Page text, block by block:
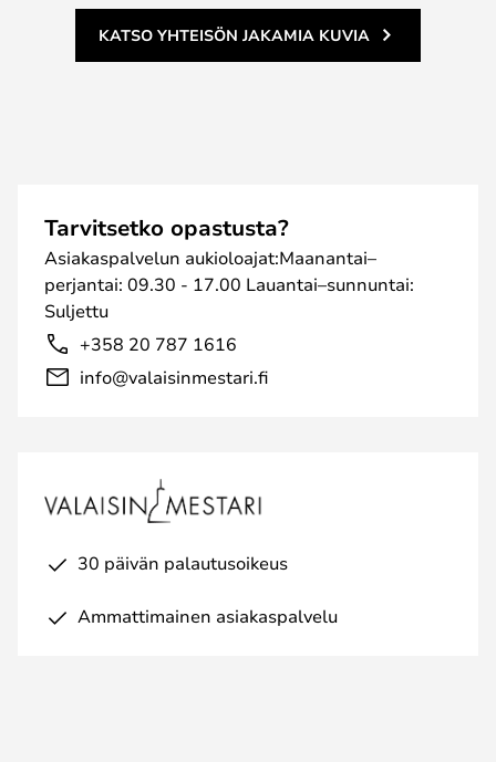
KATSO YHTEISÖN JAKAMIA KUVIA
Tarvitsetko opastusta?
Asiakaspalvelun aukioloajat:Maanantai–
perjantai: 09.30 - 17.00 Lauantai–sunnuntai:
Suljettu
+358 20 787 1616
info@valaisinmestari.fi
30 päivän palautusoikeus
Ammattimainen asiakaspalvelu